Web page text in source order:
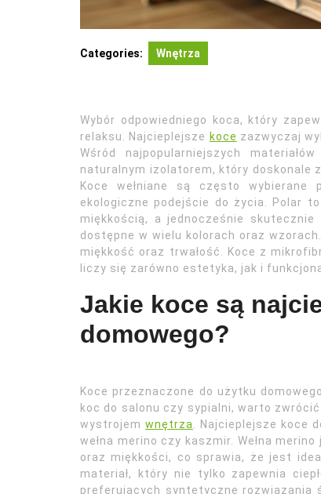
Categories: Wnętrza
Wybór odpowiedniego koca, który
relaksu. Najcieplejsze koce zazwyczaj
Wśród najpopularniejszych
naturalnym izolatorem, który doskonale
Koce wełniane są często
ekologiczne podejście do życia. Polar
miękkością, a jednocześnie
dostępne w wielu kolorach oraz
miękkość oraz trwałość. Koce z
liczy się zarówno estetyka, jak i
Jakie koce są
domowego?
Koce przeznaczone do użytku
koc do salonu czy sypialni, warto
wystrojem wnętrza
. Najcieplejsze koce
wełna merino czy kaszmir. Wełna
oraz miękkości, co sprawia, że jest
materiał, który nie tylko zapewnia
preferujących syntetyczne rozwiązania